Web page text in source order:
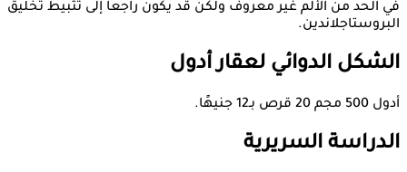
في الحد من الألم غير معروف ولكن قد يكون راجعا إلى تثبيط تخليق
البروستاجلاندين.
الشكل الدوائي لعقار أدول
أدول 500 مجم 20 قرص بـ12 جنيهًا.
الدراسة السريرية